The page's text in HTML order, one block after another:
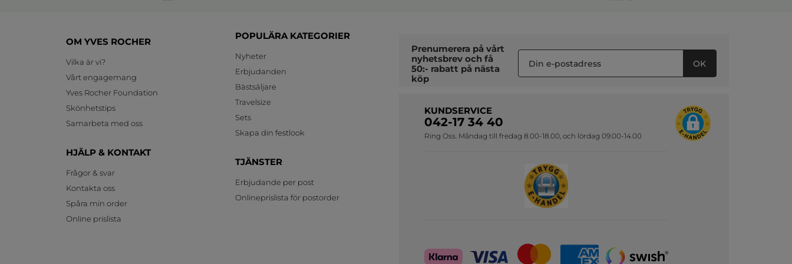
OM YVES ROCHER
Vilka är vi?
Vårt engagemang
Yves Rocher Foundation
Skönhetstips
Samarbeta med oss
HJÄLP & KONTAKT
Frågor & svar
Kontakta oss
Spåra min order
Online prislista
POPULÄRA KATEGORIER
Nyheter
Erbjudanden
Bästsäljare
Travelsize
Sets
Skapa din festlook
TJÄNSTER
Erbjudande per post
Onlineprislista för postorder
Prenumerera på vårt
nyhetsbrev och få
50:- rabatt på nästa
köp
OK
KUNDSERVICE
042-17 34 40
Ring Oss. Måndag till fredag 8.00-18.00, och lördag 09.00-14.00